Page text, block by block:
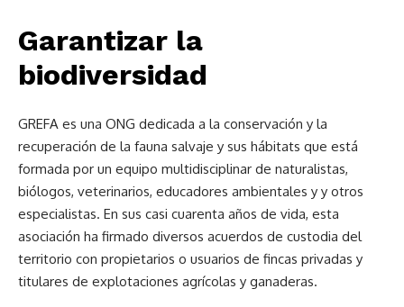
Garantizar la
biodiversidad
GREFA es una ONG dedicada a la conservación y la
recuperación de la fauna salvaje y sus hábitats que está
formada por un equipo multidisciplinar de naturalistas,
biólogos, veterinarios, educadores ambientales y y otros
especialistas. En sus casi cuarenta años de vida, esta
asociación ha firmado diversos acuerdos de custodia del
territorio con propietarios o usuarios de fincas privadas y
titulares de explotaciones agrícolas y ganaderas.